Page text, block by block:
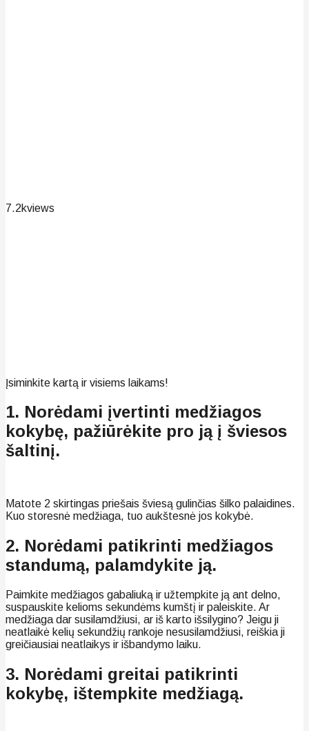
7.2kviews
Įsiminkite kartą ir visiems laikams!
1. Norėdami įvertinti medžiagos
kokybę, pažiūrėkite pro ją į šviesos
šaltinį.
Matote 2 skirtingas priešais šviesą gulinčias šilko palaidines.
Kuo storesnė medžiaga, tuo aukštesnė jos kokybė.
2. Norėdami patikrinti medžiagos
standumą, palamdykite ją.
Paimkite medžiagos gabaliuką ir užtempkite ją ant delno,
suspauskite kelioms sekundėms kumštį ir paleiskite. Ar
medžiaga dar susilamdžiusi, ar iš karto išsilygino? Jeigu ji
neatlaikė kelių sekundžių rankoje nesusilamdžiusi, reiškia ji
greičiausiai neatlaikys ir išbandymo laiku.
3. Norėdami greitai patikrinti
kokybę, ištempkite medžiagą.